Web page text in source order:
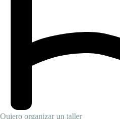
Quiero organizar un taller